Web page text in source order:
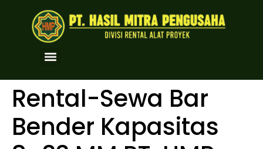
Rental-Sewa Bar
Bender Kapasitas